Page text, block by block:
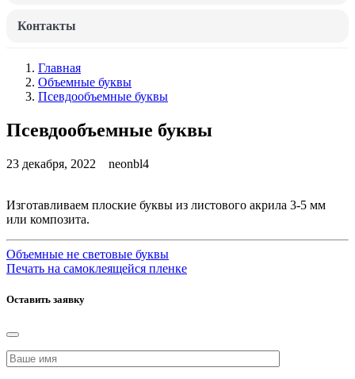
Контакты
Главная
Объемные буквы
Псевдообъемные буквы
Псевдообъемные буквы
23 декабря, 2022 neonbl4
Изготавливаем плоские буквы из листового акрила 3-5 мм
или композита.
Объемные не световые буквы
Печать на самоклеящейся пленке
Оставить заявку